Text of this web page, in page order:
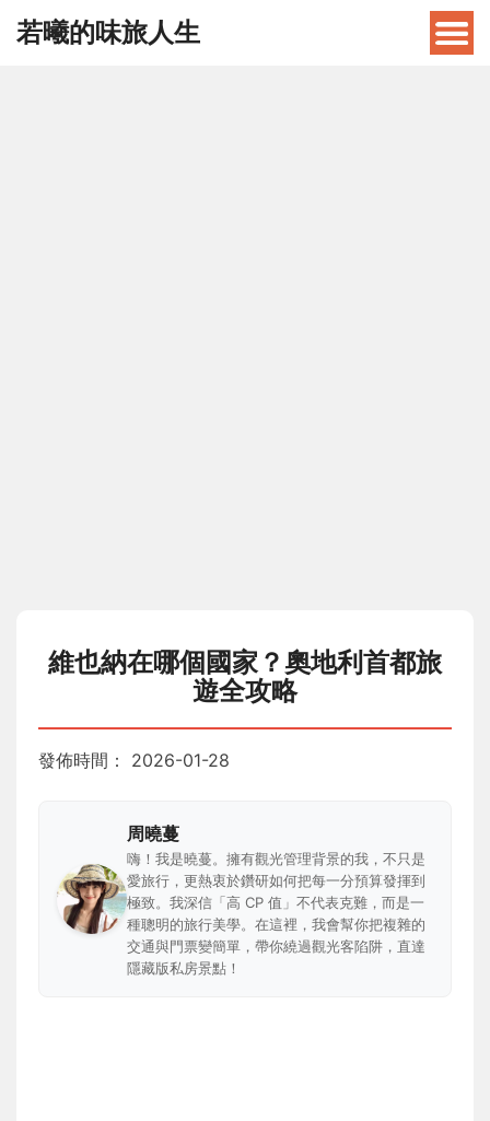
若曦的味旅人生
維也納在哪個國家？奧地利首都旅
遊全攻略
發佈時間： 2026-01-28
周曉蔓
嗨！我是曉蔓。擁有觀光管理背景的我，不只是
愛旅行，更熱衷於鑽研如何把每一分預算發揮到
極致。我深信「高 CP 值」不代表克難，而是一
種聰明的旅行美學。在這裡，我會幫你把複雜的
交通與門票變簡單，帶你繞過觀光客陷阱，直達
隱藏版私房景點！